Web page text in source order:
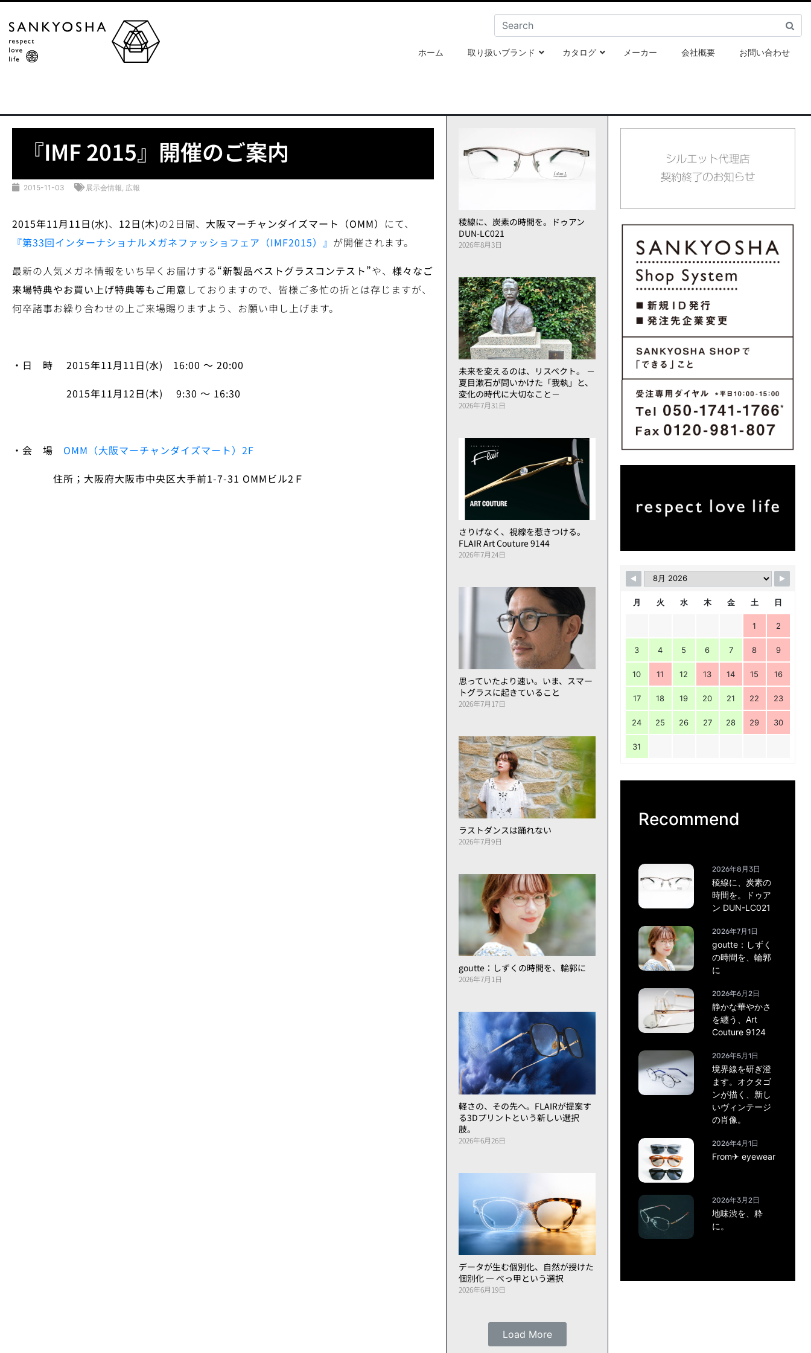
ホーム 取り扱いブランド カタログ メーカー 会社概要 お問い合わせ
『IMF 2015』開催のご案内
2015-11-03 展示会情報, 広報
2015年11月11日(水)、 12日(木)の2日間、 大阪マーチャンダイズマート（OMM） にて、
『第33回インターナショナルメガネファッショフェア（IMF2015）』 が開催されます。
最新の人気メガネ情報をいち早くお届けする“新製品ベストグラスコンテスト”や、 様々なご
来場特典やお買い上げ特典等もご用意 しておりますので、皆様ご多忙の折とは存じますが、
何卒諸事お繰り合わせの上ご来場賜りますよう、お願い申し上げます。
・日 時 2015年11月11日(水) 16:00 ～ 20:00
2015年11月12日(木) 9:30 ～ 16:30
・会 場 OMM （大阪マーチャンダイズマート） 2F
住所；大阪府大阪市中央区大手前1-7-31 OMM ビル2 Ｆ
稜線に、炭素の時間を。ドゥアン
DUN-LC021
2026年8月3日
未来を変えるのは、リスペクト。 －
夏目漱石が問いかけた「我執」と、
変化の時代に大切なこと－
2026年7月31日
さりげなく、視線を惹きつける。
FLAIR Art Couture 9144
2026年7月24日
思っていたより速い。いま、スマー
トグラスに起きていること
2026年7月17日
ラストダンスは踊れない
2026年7月9日
goutte：しずくの時間を、輪郭に
2026年7月1日
軽さの、その先へ。FLAIRが提案す
る3Dプリントという新しい選択
肢。
2026年6月26日
データが生む個別化、自然が授けた
個別化 ― べっ甲という選択
2026年6月19日
Load More
月 火 水 木 金 土 日
1 2
3 4 5 6 7 8 9
10 11 12 13 14 15 16
17 18 19 20 21 22 23
24 25 26 27 28 29 30
31
Recommend
2026年8月3日
稜線に、炭素の
時間を。ドゥア
ン DUN-LC021
2026年7月1日
goutte：しずく
の時間を、輪郭
に
2026年6月2日
静かな華やかさ
を纏う、Art
Couture 9124
2026年5月1日
境界線を研ぎ澄
ます。オクタゴ
ンが描く、新し
いヴィンテージ
の肖像。
2026年4月1日
From✈ eyewear
2026年3月2日
地味渋を、粋
に。